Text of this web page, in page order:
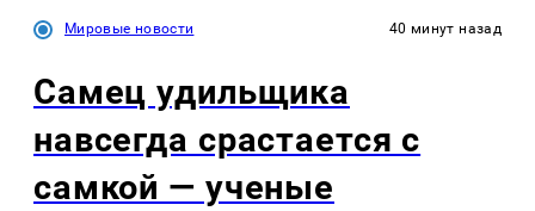
Мировые новости 40 минут назад
Самец удильщика
навсегда срастается с
самкой — ученые